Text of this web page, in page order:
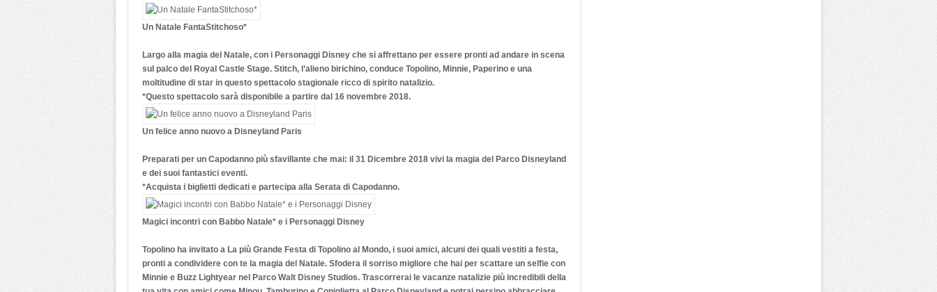
Un Natale FantaStitchoso*
Largo alla magia del Natale, con i Personaggi Disney che si affrettano per essere pronti ad andare in scena
sul palco del Royal Castle Stage. Stitch, l’alieno birichino, conduce Topolino, Minnie, Paperino e una
moltitudine di star in questo spettacolo stagionale ricco di spirito natalizio.
*Questo spettacolo sarà disponibile a partire dal 16 novembre 2018.
Un felice anno nuovo a Disneyland Paris
Preparati per un Capodanno più sfavillante che mai: il 31 Dicembre 2018 vivi la magia del Parco Disneyland
e dei suoi fantastici eventi.
*Acquista i biglietti dedicati e partecipa alla Serata di Capodanno.
Magici incontri con Babbo Natale* e i Personaggi Disney
Topolino ha invitato a La più Grande Festa di Topolino al Mondo, i suoi amici, alcuni dei quali vestiti a festa,
pronti a condividere con te la magia del Natale. Sfodera il sorriso migliore che hai per scattare un selfie con
Minnie e Buzz Lightyear nel Parco Walt Disney Studios. Trascorrerai le vacanze natalizie più incredibili della